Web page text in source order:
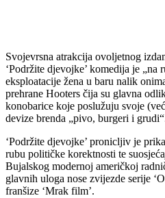
Svojevrsna atrakcija ovoljetnog
‘Podržite djevojke’ komedija je „na
eksploatacije žena u baru nalik
prehrane Hooters čija su glavna
konobarice koje poslužuju svoje
devize brenda „pivo, burgeri i
‘Podržite djevojke’ pronicljiv je
rubu političke korektnosti te
Bujalskog modernoj američkoj
glavnih uloga nose zvijezde serije
franšize ‘Mrak film’.